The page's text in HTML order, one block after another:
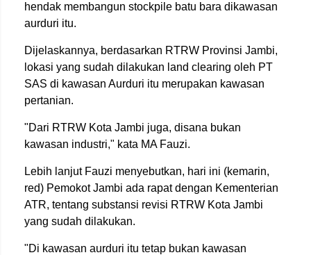
hendak membangun stockpile batu bara dikawasan
aurduri itu.
Dijelaskannya, berdasarkan RTRW Provinsi Jambi,
lokasi yang sudah dilakukan land clearing oleh PT
SAS di kawasan Aurduri itu merupakan kawasan
pertanian.
"Dari RTRW Kota Jambi juga, disana bukan
kawasan industri," kata MA Fauzi.
Lebih lanjut Fauzi menyebutkan, hari ini (kemarin,
red) Pemokot Jambi ada rapat dengan Kementerian
ATR, tentang substansi revisi RTRW Kota Jambi
yang sudah dilakukan.
"Di kawasan aurduri itu tetap bukan kawasan